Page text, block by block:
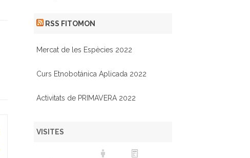
RSS FITOMON
Mercat de les Espècies 2022
Curs Etnobotánica Aplicada 2022
Activitats de PRIMAVERA 2022
VISITES